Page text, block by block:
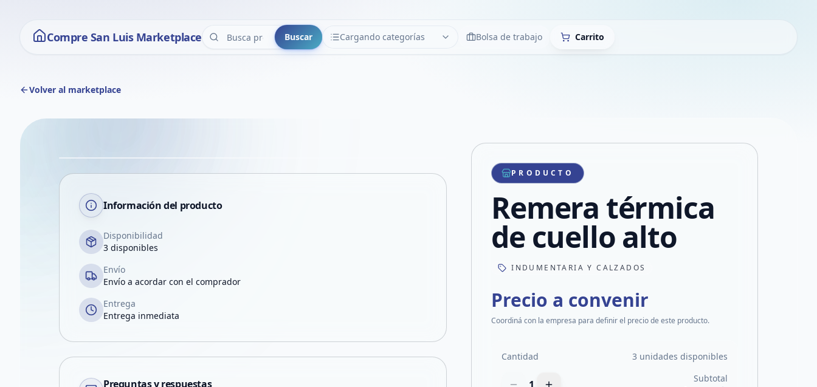
Compre San Luis Marketplace Buscar Cargando categorías
CATEGORÍAS LimpiarBolsa de trabajo Carrito
Volver al marketplace
VER EN PANTALLA COMPLETA
Compartir producto
Compartir por WhatsApp
Compartir por mail
Compartir en Facebook
Compartir en X
Información del producto
Disponibilidad
3 disponibles
Envío
Envío a acordar con el comprador
Entrega
Entrega inmediata
Preguntas y respuestas
PRODUCTO
Remera térmica
de cuello alto
INDUMENTARIA Y CALZADOS
Precio a convenir
Coordiná con la empresa para definir el precio de este producto.
Cantidad 3 unidades disponibles
Subtotal